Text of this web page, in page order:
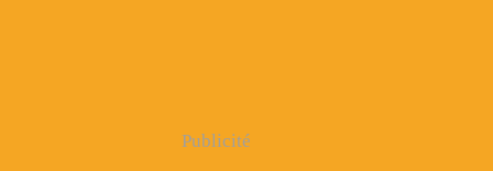
Publicité